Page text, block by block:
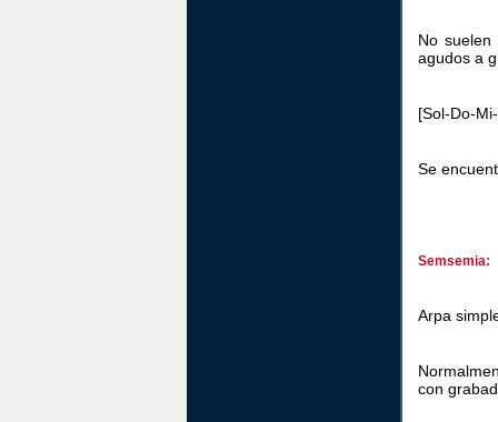
No
agudos a
[Sol-Do-
Se
Semsemia:
Arpa
con